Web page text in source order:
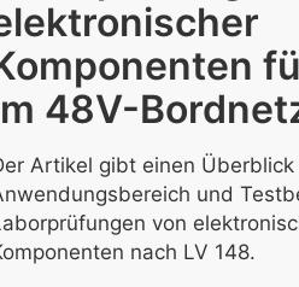
48V-
Artikel gibt einen Überblick
und
von
nach LV 148.